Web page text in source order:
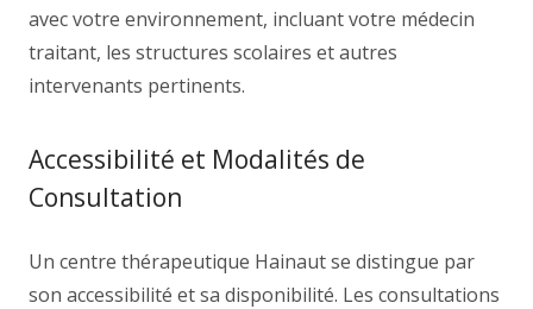
avec votre environnement, incluant votre médecin
traitant, les structures scolaires et autres
intervenants pertinents.
Accessibilité et Modalités de
Consultation
Un centre thérapeutique Hainaut se distingue par
son accessibilité et sa disponibilité. Les consultations